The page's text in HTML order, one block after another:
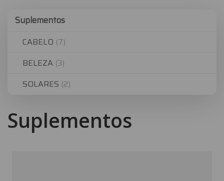
Suplementos
Suplementos
CABELO (7)
BELEZA (3)
SOLARES (2)
Suplementos